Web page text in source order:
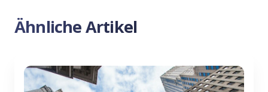
Ähnliche Artikel